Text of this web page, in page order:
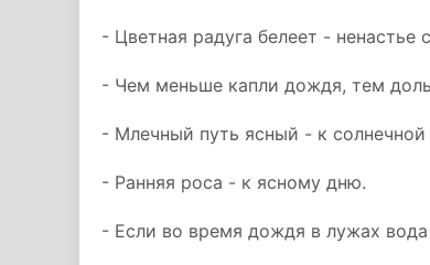
- Цветная радуга белеет - ненастье
- Чем меньше капли дождя, тем
- Млечный путь ясный - к солнечной
- Ранняя роса - к ясному дню.
- Если во время дождя в лужах